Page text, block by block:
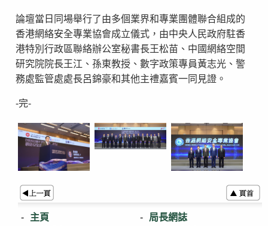
論壇當日同場舉行了由多個業界和專業團體聯合組成的
香港網絡安全專業協會成立儀式，由中央人民政府駐香
港特別行政區聯絡辦公室秘書長王松苗、中國網絡空間
研究院院長王江、孫東教授、數字政策專員黃志光、警
務處監管處處長呂錦豪和其他主禮嘉賓一同見證。
-完-
主頁
局長網誌